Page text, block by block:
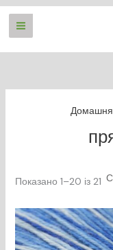
Перейти
Домашня
Показано 1–20 із 21